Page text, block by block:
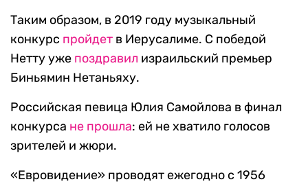
Таким образом, в 2019 году музыкальный
конкурс пройдет в Иерусалиме. С победой
Нетту уже поздравил израильский премьер
Биньямин Нетаньяху.
Российская певица Юлия Самойлова в финал
конкурса не прошла: ей не хватило голосов
зрителей и жюри.
«Евровидение» проводят ежегодно с 1956